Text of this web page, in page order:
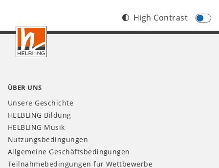
Footer
AT
High Contrast
ÜBER UNS
Unsere Geschichte
HELBLING Bildung
HELBLING Musik
Nutzungsbedingungen
Allgemeine Geschäftsbedingungen
Teilnahmebedingungen für Wettbewerbe